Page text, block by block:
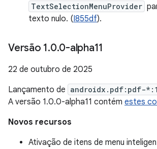
TextSelectionMenuProvider
texto nulo. (I855df).
Versão 1.0.0-alpha11
22 de outubro de 2025
Lançamento de androidx.pdf:pdf-
A versão 1.0.0-alpha11 contém estes
Novos recursos
Ativação de itens de menu